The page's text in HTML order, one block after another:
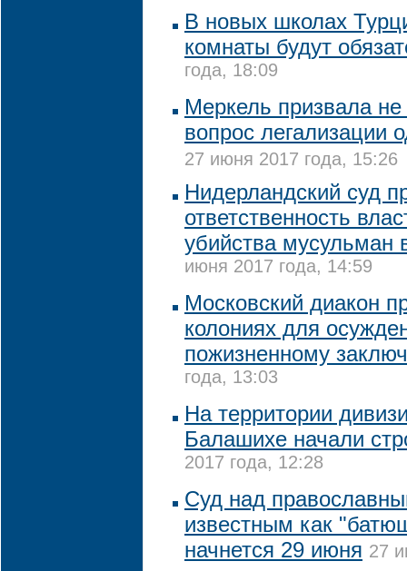
В новых школах
комнаты будут
года, 18:09
Меркель призвала не
вопрос легализации
27 июня 2017 года, 15:26
Нидерландский суд
ответственность
убийства мусульман
июня 2017 года, 14:59
Московский диакон
колониях для
пожизненному
года, 13:03
На территории
Балашихе начали
2017 года, 12:28
Суд над
известным как
начнется 29 июня 27